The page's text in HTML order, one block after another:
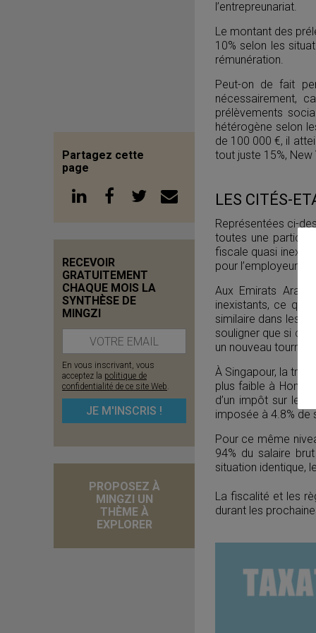
l’entrepreunariat.
Le montant des
10% selon les
rémunération.
Peut-on de fait
nécessairement,
prélèvements
hétérogène selon
de 100 000 €, il
tout juste 15%,
LES CITÉS-
Représentées ci-
toutes une
fiscale quasi
pour l’employeur
Aux Emirats
inexistants, ce qui
similaire dans les
souligner que si
un nouveau tournant.
À Singapour, la
plus faible à Hong
d’un impôt sur le
imposée à 4.8% de
Pour ce même
94% du salaire
situation identique,
La fiscalité et les
durant les
Partagez cette
page
RECEVOIR
GRATUITEMENT
CHAQUE MOIS LA
SYNTHÈSE DE
MINGZI
En vous inscrivant, vous
acceptez la politique de
confidentialité de ce site Web.
PROPOSEZ À
MINGZI UN
THÈME À
EXPLORER